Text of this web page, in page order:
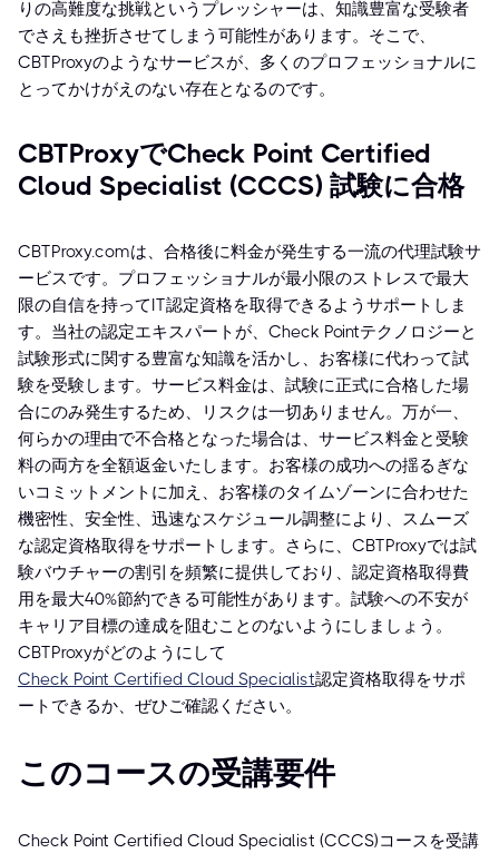
りの高難度な挑戦というプレッシャーは、知識豊富な受験者
でさえも挫折させてしまう可能性があります。そこで、
CBTProxyのようなサービスが、多くのプロフェッショナルに
とってかけがえのない存在となるのです。
CBTProxyでCheck Point Certified
Cloud Specialist (CCCS) 試験に合格
CBTProxy.comは、合格後に料金が発生する一流の代理試験サ
ービスです。プロフェッショナルが最小限のストレスで最大
限の自信を持ってIT認定資格を取得できるようサポートしま
す。当社の認定エキスパートが、Check Pointテクノロジーと
試験形式に関する豊富な知識を活かし、お客様に代わって試
験を受験します。サービス料金は、試験に正式に合格した場
合にのみ発生するため、リスクは一切ありません。万が一、
何らかの理由で不合格となった場合は、サービス料金と受験
料の両方を全額返金いたします。お客様の成功への揺るぎな
いコミットメントに加え、お客様のタイムゾーンに合わせた
機密性、安全性、迅速なスケジュール調整により、スムーズ
な認定資格取得をサポートします。さらに、CBTProxyでは試
験バウチャーの割引を頻繁に提供しており、認定資格取得費
用を最大40%節約できる可能性があります。試験への不安が
キャリア目標の達成を阻むことのないようにしましょう。
CBTProxyがどのようにして
Check Point Certified Cloud Specialist認定資格取得をサポ
ートできるか、ぜひご確認ください。
このコースの受講要件
Check Point Certified Cloud Specialist (CCCS)コースを受講